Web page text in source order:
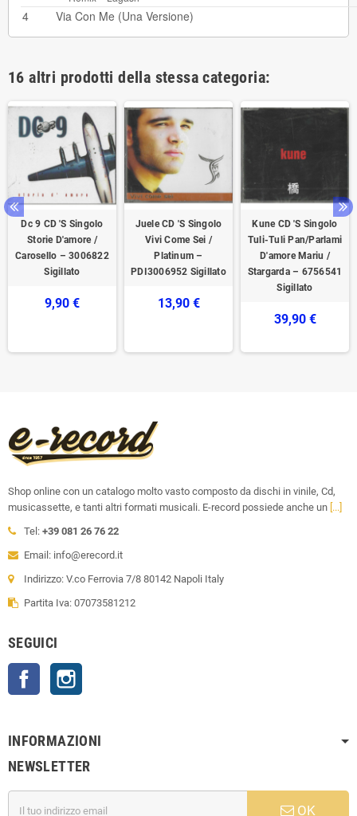
4 Via Con Me (Una Versione)
16 altri prodotti della stessa categoria:
Dc 9 CD 'S Singolo
Storie D'amore /
Carosello – 3006822
Sigillato
9,90 €
Juele CD 'S Singolo
Vivi Come Sei /
Platinum –
PDI3006952 Sigillato
13,90 €
Kune CD 'S Singolo
Tuli-Tuli Pan/Parlami
D'amore Mariu /
Stargarda – 6756541
Sigillato
39,90 €
Shop online con un catalogo molto vasto composto da dischi in vinile, Cd,
musicassette, e tanti altri formati musicali. E-record possiede anche un [...]
Tel: +39 081 26 76 22
Email: info@erecord.it
Indirizzo: V.co Ferrovia 7/8 80142 Napoli Italy
Partita Iva: 07073581212
SEGUICI
Facebook
INFORMAZIONI
NEWSLETTER
OK